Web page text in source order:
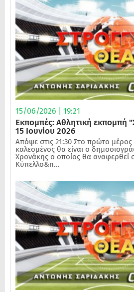
15/06/2026 | 19:21
Εκπομπές: Αθλητική εκπομπή
15 Ιουνίου 2026
Απόψε στις 21:30 Στο πρώτο
καλεσμένος θα είναι ο
Χρονάκης ο οποίος θα αναφερθεί
Κύπελλο&n...